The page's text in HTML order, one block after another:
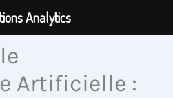
Artificielle :
Analytics